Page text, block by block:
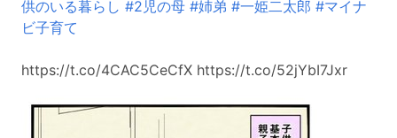
供のいる暮らし #2児の母 #姉弟 #一姫二太郎 #マイナ
ビ子育て
https://t.co/4CAC5CeCfX https://t.co/52jYbI7Jxr